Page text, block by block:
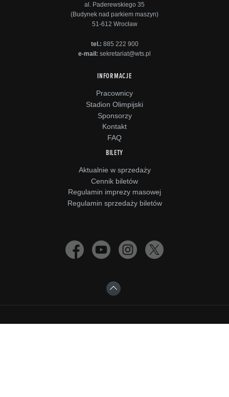
al. Paderewskiego 35
(Budynek nad parkiem maszyn)
51-612 Wrocław
tel.: 885 222 900
e-mail: sekretariat@wts.pl
INFORMACJE
Pracownicy
Stadion Olimpijski
Sponsorzy
Kontakt
FAQ
BILETY
Aktualnie w sprzedaży
Cennik biletów
Regulamin imprezy masowej
Regulamin sprzedaży biletów